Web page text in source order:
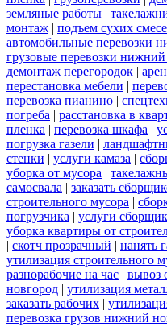
земляные работы |
монтаж | подъем сухих
автомобильные перевозки
грузовые перевозки
демонтаж перегородок |
перестановка мебели |
перевозка пианино |
погреба | расстановка в
пленка | перевозка шкафа |
погрузка газели |
стенки | услуги камаза |
уборка от мусора |
самосвала | заказать
строительного мусора |
погрузчика | услуги
уборка квартиры от
| скотч прозрачный | нанять
утилизация строительного
разнорабочие на час | вывоз
новгород | утилизация
заказать рабочих |
перевозка грузов нижний